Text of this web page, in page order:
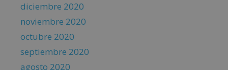
diciembre 2020
noviembre 2020
octubre 2020
septiembre 2020
agosto 2020